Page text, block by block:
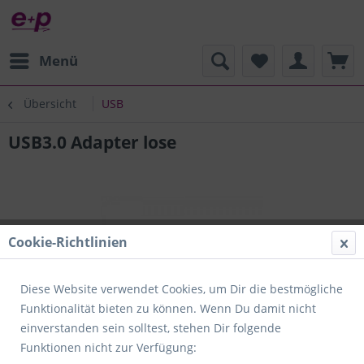
Menü
Übersicht USB
USB3.0 Adapter lose
Cookie-Richtlinien
Diese Website verwendet Cookies, um Dir die bestmögliche
Funktionalität bieten zu können. Wenn Du damit nicht
einverstanden sein solltest, stehen Dir folgende
Funktionen nicht zur Verfügung: